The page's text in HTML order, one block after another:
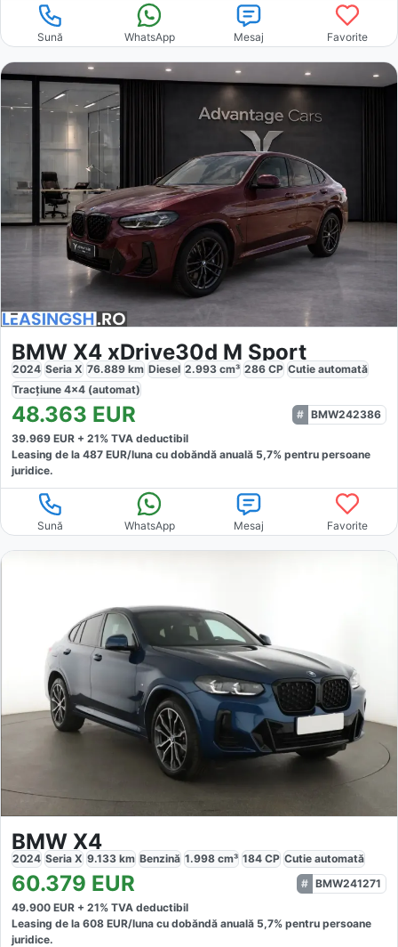
Sună WhatsApp Mesaj Favorite
BMW X4 xDrive30d M Sport
2024 Seria X 76.889 km Diesel 2.993 cm³ 286 CP Cutie automată
Tracțiune 4x4 (automat)
48.363 EUR
BMW242386
39.969 EUR + 21% TVA deductibil
Leasing de la 487 EUR/luna cu dobăndă anuală 5,7% pentru persoane
juridice.
Sună WhatsApp Mesaj Favorite
BMW X4
2024 Seria X 9.133 km Benzină 1.998 cm³ 184 CP Cutie automată
60.379 EUR
BMW241271
49.900 EUR + 21% TVA deductibil
Leasing de la 608 EUR/luna cu dobăndă anuală 5,7% pentru persoane
juridice.